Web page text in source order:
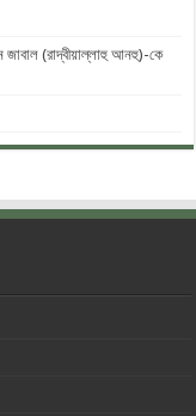
(রাদ্বীয়াল্লাহু আনহু)-কে